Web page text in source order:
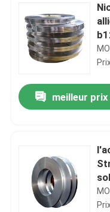
Maison
meilleur prix